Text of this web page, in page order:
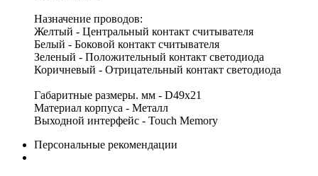
Назначение проводов:
Желтый - Центральный контакт считывателя
Белый - Боковой контакт считывателя
Зеленый - Положительный контакт светодиода
Коричневый - Отрицательный контакт светодиода
Габаритные размеры. мм - D49х21
Материал корпуса - Металл
Выходной интерфейс - Touch Memory
Персональные рекомендации